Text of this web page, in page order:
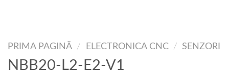
PRIMA PAGINĂ / ELECTRONICA CNC / SENZORI
NBB20-L2-E2-V1